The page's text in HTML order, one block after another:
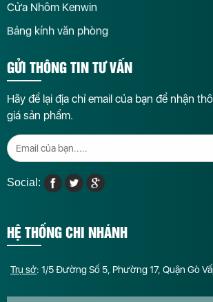
Cửa Nhôm Kenwin
Bảng kính văn phòng
GỬI THÔNG TIN TƯ VẤN
Hãy để lại địa chỉ email của bạn để nhận
giá sản phẩm.
Social:
HỆ THỐNG CHI NHÁNH
Trụ sở: 1/5 Đường Số 5, Phường 17, Quận Gò